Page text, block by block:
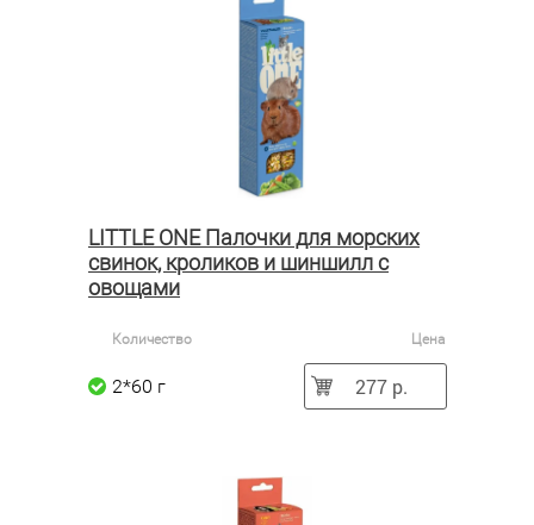
LITTLE ONE Палочки для морских
свинок, кроликов и шиншилл с
овощами
Количество Цена
2*60 г 277 р.